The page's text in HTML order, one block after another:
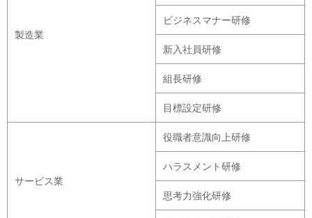
製造業
ビジネスマナー研修
新入社員研修
組長研修
目標設定研修
サービス業
役職者意識向上研修
ハラスメント研修
思考力強化研修